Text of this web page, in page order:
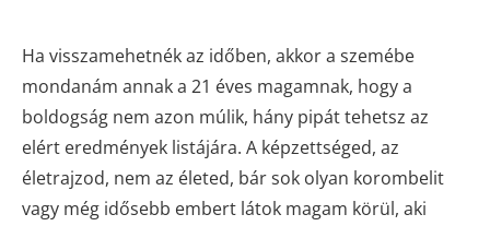
Ha visszamehetnék az időben, akkor a szemébe
mondanám annak a 21 éves magamnak, hogy a
boldogság nem azon múlik, hány pipát tehetsz az
elért eredmények listájára. A képzettséged, az
életrajzod, nem az életed, bár sok olyan korombelit
vagy még idősebb embert látok magam körül, aki